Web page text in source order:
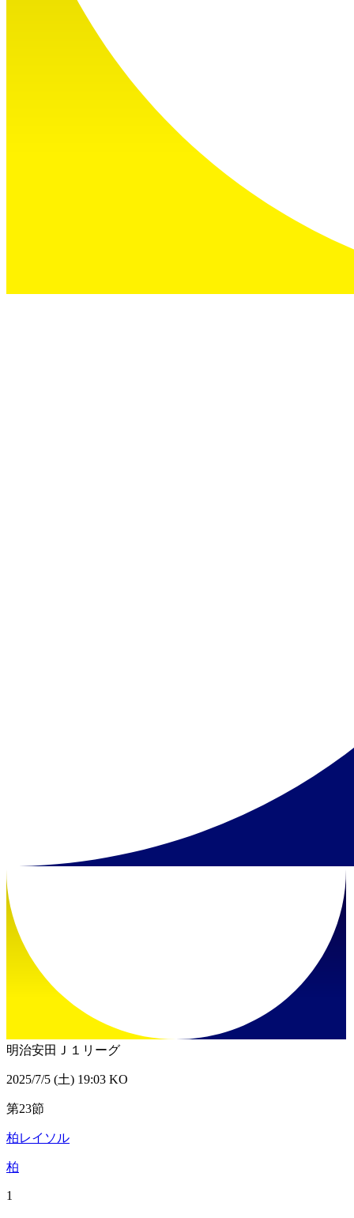
明治安田Ｊ１リーグ
2025/7/5 (土) 19:03 KO
第23節
柏レイソル
柏
1